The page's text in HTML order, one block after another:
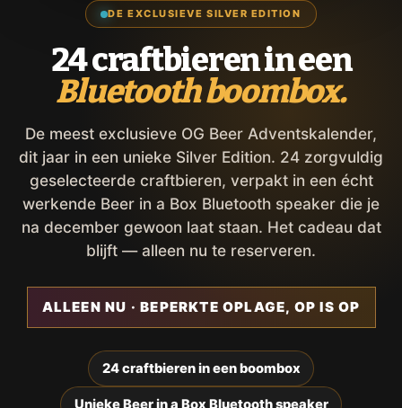
DE EXCLUSIEVE SILVER EDITION
24 craftbieren in een
Bluetooth boombox.
De meest exclusieve OG Beer Adventskalender,
dit jaar in een unieke Silver Edition. 24 zorgvuldig
geselecteerde craftbieren, verpakt in een écht
werkende Beer in a Box Bluetooth speaker die je
na december gewoon laat staan. Het cadeau dat
blijft — alleen nu te reserveren.
ALLEEN NU · BEPERKTE OPLAGE, OP IS OP
24 craftbieren in een boombox